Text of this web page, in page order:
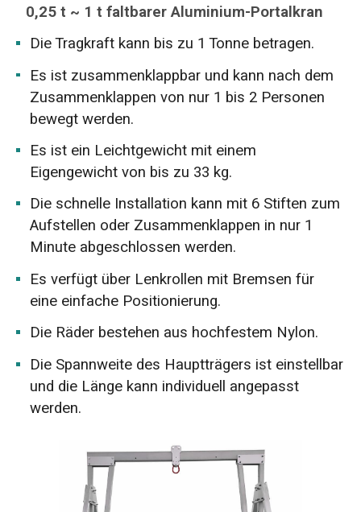
0,25 t ~ 1 t faltbarer Aluminium-Portalkran
Die Tragkraft kann bis zu 1 Tonne betragen.
Es ist zusammenklappbar und kann nach dem
Zusammenklappen von nur 1 bis 2 Personen
bewegt werden.
Es ist ein Leichtgewicht mit einem
Eigengewicht von bis zu 33 kg.
Die schnelle Installation kann mit 6 Stiften zum
Aufstellen oder Zusammenklappen in nur 1
Minute abgeschlossen werden.
Es verfügt über Lenkrollen mit Bremsen für
eine einfache Positionierung.
Die Räder bestehen aus hochfestem Nylon.
Die Spannweite des Hauptträgers ist einstellbar
und die Länge kann individuell angepasst
werden.